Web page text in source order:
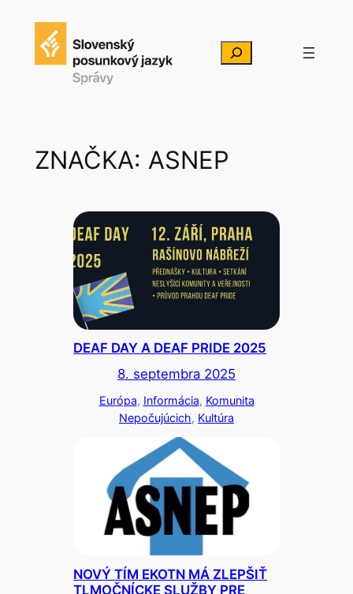
Hľadať
ZNAČKA: ASNEP
DEAF DAY A DEAF PRIDE 2025
8. septembra 2025
Európa, Informácia, Komunita
Nepočujúcich, Kultúra
NOVÝ TÍM EKOTN MÁ ZLEPŠIŤ
TLMOČNÍCKE SLUŽBY PRE